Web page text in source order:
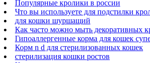
Популярные кролики в россии
Что вы используете для подстилки
для кошки шуршащий
Как часто можно мыть декоративных
Гипоаллергенные корма для кошек
Корм n d для стерилизованных кошек
стерилизация кошки ростов